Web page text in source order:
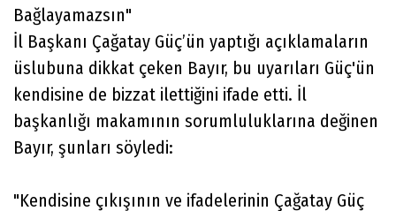
Bağlayamazsın"
İl Başkanı Çağatay Güç’ün yaptığı açıklamaların
üslubuna dikkat çeken Bayır, bu uyarıları Güç'ün
kendisine de bizzat ilettiğini ifade etti. İl
başkanlığı makamının sorumluluklarına değinen
Bayır, şunları söyledi:
"Kendisine çıkışının ve ifadelerinin Çağatay Güç